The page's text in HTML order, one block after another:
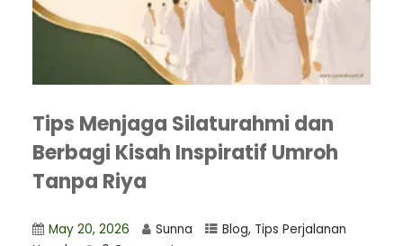
Tips Menjaga Silaturahmi dan
Berbagi Kisah Inspiratif Umroh
Tanpa Riya
May 20, 2026 Sunna Blog, Tips Perjalanan